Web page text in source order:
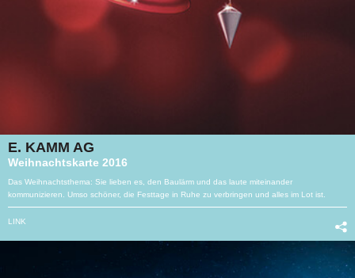
E. KAMM AG
Weihnachtskarte 2016
Das Weihnachtsthema: Sie lieben es, den Baulärm und das laute miteinander
kommunizieren. Umso schöner, die Festtage in Ruhe zu verbringen und alles im Lot ist.
LINK